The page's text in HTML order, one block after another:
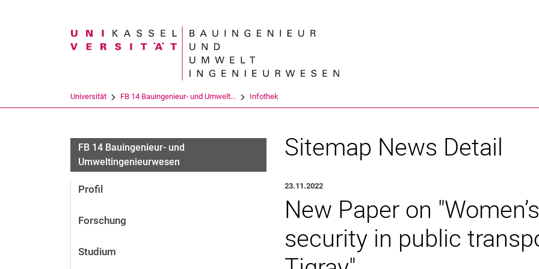
Suchbegriff
Universität FB 14 Bauingenieur- und Umwelt... Infothek
FB 14 Bauingenieur- und
Umweltingenieurwesen
Profil
Forschung
Studium
Sitemap News Detail
23.11.2022
New Paper on
security in public